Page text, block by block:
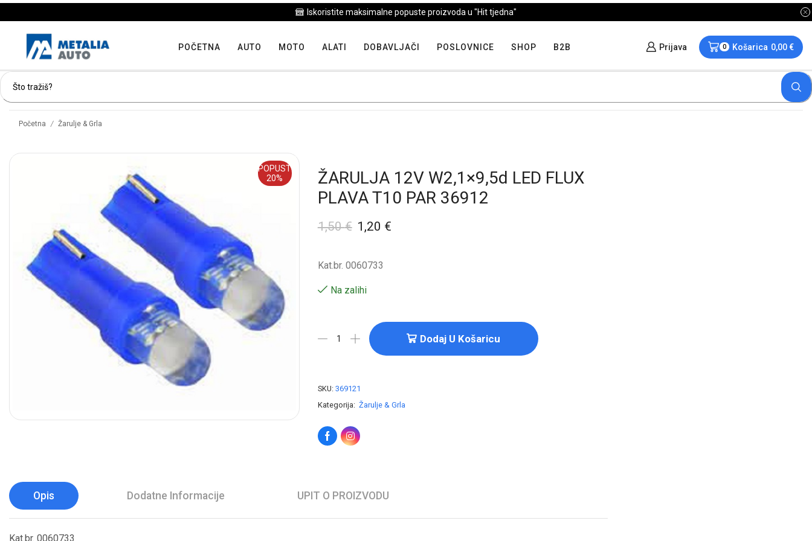
Iskoristite maksimalne popuste proizvoda u "Hit tjedna"
POČETNA AUTO MOTO ALATI DOBAVLJAČI POSLOVNICE SHOP B2B Prijava 0 Košarica 0,00€
Početna / Žarulje & Grla
POPUST
20%
ŽARULJA 12V W2,1×9,5d LED FLUX
PLAVA T10 PAR 36912
1,50€ 1,20 €
Kat.br. 0060733
Na zalihi
Dodaj U Košaricu
SKU: 369121
Kategorija: Žarulje & Grla
Opis Dodatne Informacije UPIT O PROIZVODU
Kat.br. 0060733